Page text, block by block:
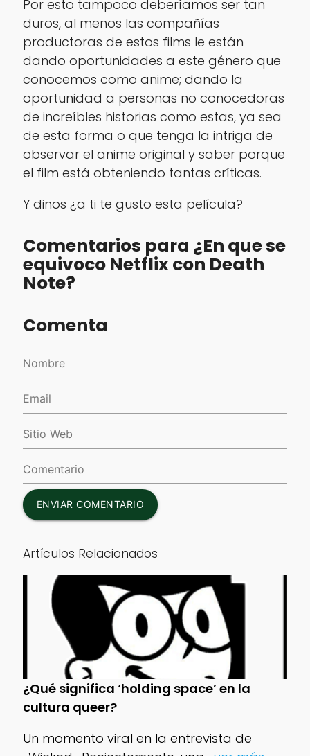
Por esto tampoco deberíamos ser tan
duros, al menos las compañías
productoras de estos films le están
dando oportunidades a este género que
conocemos como anime; dando la
oportunidad a personas no conocedoras
de increíbles historias como estas, ya sea
de esta forma o que tenga la intriga de
observar el anime original y saber porque
el film está obteniendo tantas críticas.
Y dinos ¿a ti te gusto esta película?
Comentarios para ¿En que se
equivoco Netflix con Death
Note?
Comenta
ENVIAR COMENTARIO
Artículos Relacionados
¿Qué significa ‘holding space’ en la
cultura queer?
Un momento viral en la entrevista de